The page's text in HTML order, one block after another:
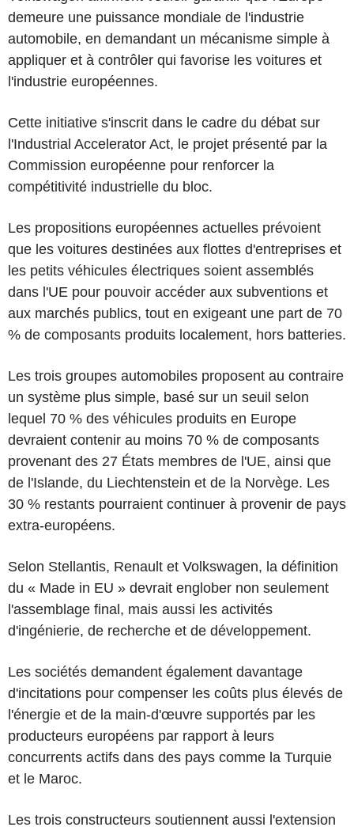
demeure une puissance mondiale de l'industrie
automobile, en demandant un mécanisme simple à
appliquer et à contrôler qui favorise les voitures et
l'industrie européennes.
Cette initiative s'inscrit dans le cadre du débat sur
l'Industrial Accelerator Act, le projet présenté par la
Commission européenne pour renforcer la
compétitivité industrielle du bloc.
Les propositions européennes actuelles prévoient
que les voitures destinées aux flottes d'entreprises et
les petits véhicules électriques soient assemblés
dans l'UE pour pouvoir accéder aux subventions et
aux marchés publics, tout en exigeant une part de 70
% de composants produits localement, hors batteries.
Les trois groupes automobiles proposent au contraire
un système plus simple, basé sur un seuil selon
lequel 70 % des véhicules produits en Europe
devraient contenir au moins 70 % de composants
provenant des 27 États membres de l'UE, ainsi que
de l'Islande, du Liechtenstein et de la Norvège. Les
30 % restants pourraient continuer à provenir de pays
extra-européens.
Selon Stellantis, Renault et Volkswagen, la définition
du « Made in EU » devrait englober non seulement
l'assemblage final, mais aussi les activités
d'ingénierie, de recherche et de développement.
Les sociétés demandent également davantage
d'incitations pour compenser les coûts plus élevés de
l'énergie et de la main-d'œuvre supportés par les
producteurs européens par rapport à leurs
concurrents actifs dans des pays comme la Turquie
et le Maroc.
Les trois constructeurs soutiennent aussi l'extension